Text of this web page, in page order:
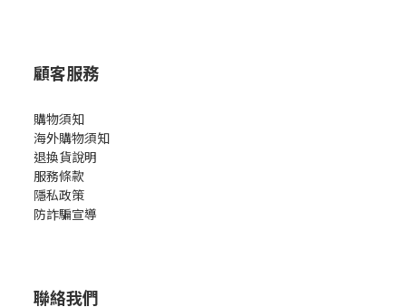
顧客服務
購物須知
海外購物須知
退換貨說明
服務條款
隱私政策
防詐騙宣導
聯絡我們